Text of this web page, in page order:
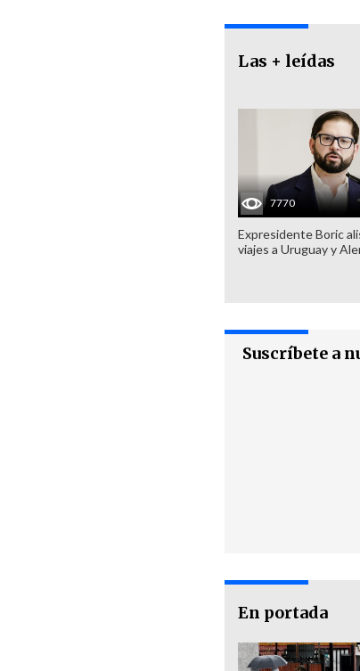
Las + leídas
7770
Expresidente Boric
viajes a Uruguay y
Suscríbete a
En portada